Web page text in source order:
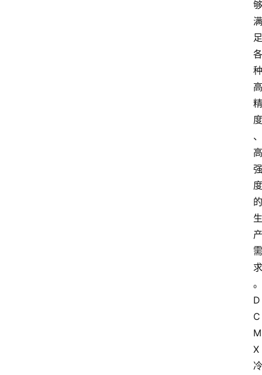
够
满
足
各
种
高
精
度
、
高
强
度
的
生
产
需
求
。
D
C
M
X
冷